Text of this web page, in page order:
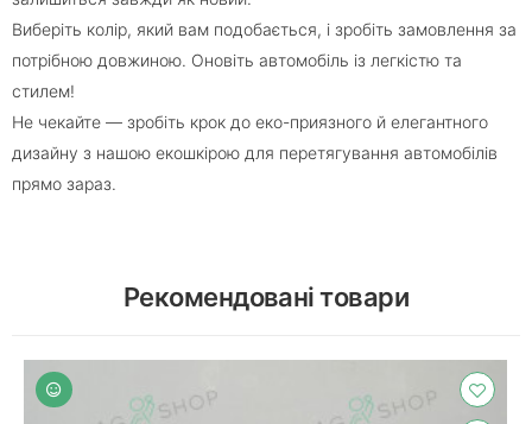
Виберіть колір, який вам подобається, і зробіть замовлення за
потрібною довжиною. Оновіть автомобіль із легкістю та
стилем!
Не чекайте — зробіть крок до еко-приязного й елегантного
дизайну з нашою екошкірою для перетягування автомобілів
прямо зараз.
Рекомендовані товари